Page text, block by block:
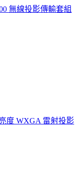
無線投影傳輸套組
度 WXGA 雷射投影